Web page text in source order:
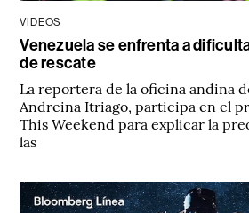
VIDEOS
Venezuela se enfrenta a
de rescate
La reportera de la oficina andina
Andreina Itriago, participa en el
This Weekend para explicar la
las